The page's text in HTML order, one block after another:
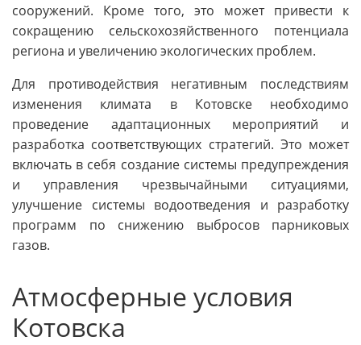
сооружений. Кроме того, это может привести к
сокращению сельскохозяйственного потенциала
региона и увеличению экологических проблем.
Для противодействия негативным последствиям
изменения климата в Котовске необходимо
проведение адаптационных мероприятий и
разработка соответствующих стратегий. Это может
включать в себя создание системы предупреждения
и управления чрезвычайными ситуациями,
улучшение системы водоотведения и разработку
программ по снижению выбросов парниковых
газов.
Атмосферные условия
Котовска